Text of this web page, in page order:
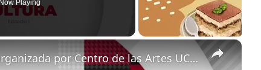
Playing
×
Arte y Cultura del Café | Una Expo organizada por Centro de las Artes UCSP